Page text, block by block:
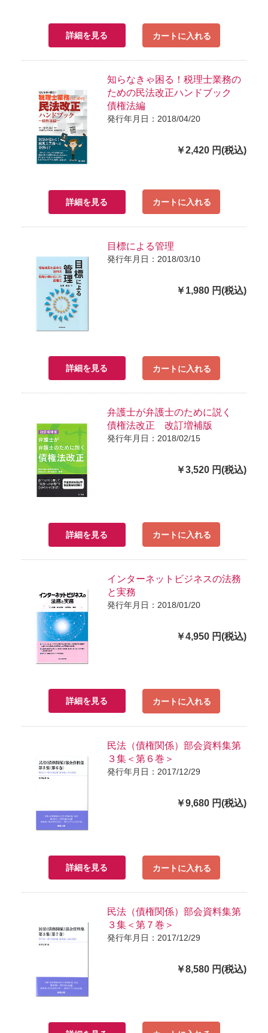
詳細を見る カートに入れる
知らなきゃ困る！税理士業務の
ための民法改正ハンドブック
債権法編
発行年月日：2018/04/20
￥2,420 円(税込)
詳細を見る カートに入れる
目標による管理
発行年月日：2018/03/10
￥1,980 円(税込)
詳細を見る カートに入れる
弁護士が弁護士のために説く
債権法改正 改訂増補版
発行年月日：2018/02/15
￥3,520 円(税込)
詳細を見る カートに入れる
インターネットビジネスの法務
と実務
発行年月日：2018/01/20
￥4,950 円(税込)
詳細を見る カートに入れる
民法（債権関係）部会資料集第
３集＜第６巻＞
発行年月日：2017/12/29
￥9,680 円(税込)
詳細を見る カートに入れる
民法（債権関係）部会資料集第
３集＜第７巻＞
発行年月日：2017/12/29
￥8,580 円(税込)